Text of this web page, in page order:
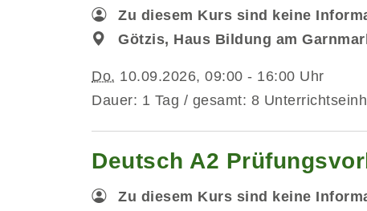
Zu diesem Kurs sind keine
Götzis, Haus Bildung am
Do. 10.09.2026, 09:00 - 16:00 Uhr
Dauer: 1 Tag / gesamt: 8
Deutsch A2
Zu diesem Kurs sind keine